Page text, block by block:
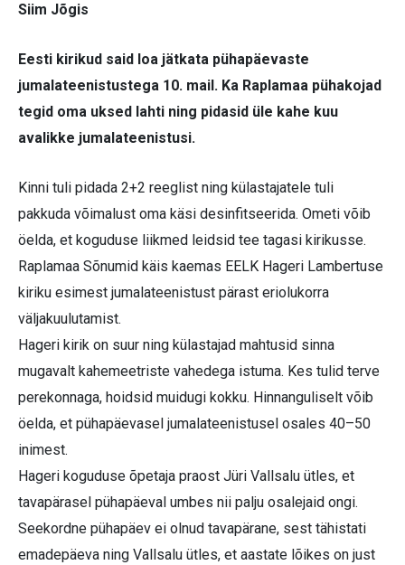
Siim Jõgis
Eesti kirikud said loa jätkata pühapäevaste
jumalateenistustega 10. mail. Ka Raplamaa pühakojad
tegid oma uksed lahti ning pidasid üle kahe kuu
avalikke jumalateenistusi.
Kinni tuli pidada 2+2 reeglist ning külastajatele tuli
pakkuda võimalust oma käsi desinfitseerida. Ometi võib
öelda, et koguduse liikmed leidsid tee tagasi kirikusse.
Raplamaa Sõnumid käis kaemas EELK Hageri Lambertuse
kiriku esimest jumalateenistust pärast eriolukorra
väljakuulutamist.
Hageri kirik on suur ning külastajad mahtusid sinna
mugavalt kahemeetriste vahedega istuma. Kes tulid terve
perekonnaga, hoidsid muidugi kokku. Hinnanguliselt võib
öelda, et pühapäevasel jumalateenistusel osales 40–50
inimest.
Hageri koguduse õpetaja praost Jüri Vallsalu ütles, et
tavapärasel pühapäeval umbes nii palju osalejaid ongi.
Seekordne pühapäev ei olnud tavapärane, sest tähistati
emadepäeva ning Vallsalu ütles, et aastate lõikes on just